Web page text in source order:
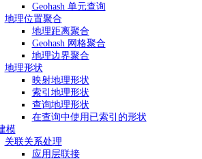
Geohash 单元查询
地理位置聚合
地理距离聚合
Geohash 网格聚合
地理边界聚合
地理形状
映射地理形状
索引地理形状
查询地理形状
在查询中使用已索引的形状
模
关联关系处理
应用层联接